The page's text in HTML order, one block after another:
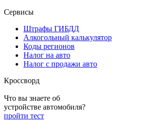
Сервисы
Штрафы ГИБДД
Алкогольный калькулятор
Коды регионов
Налог на авто
Налог с продажи авто
Кроссворд
Что вы знаете об
устройстве автомобиля?
пройти тест